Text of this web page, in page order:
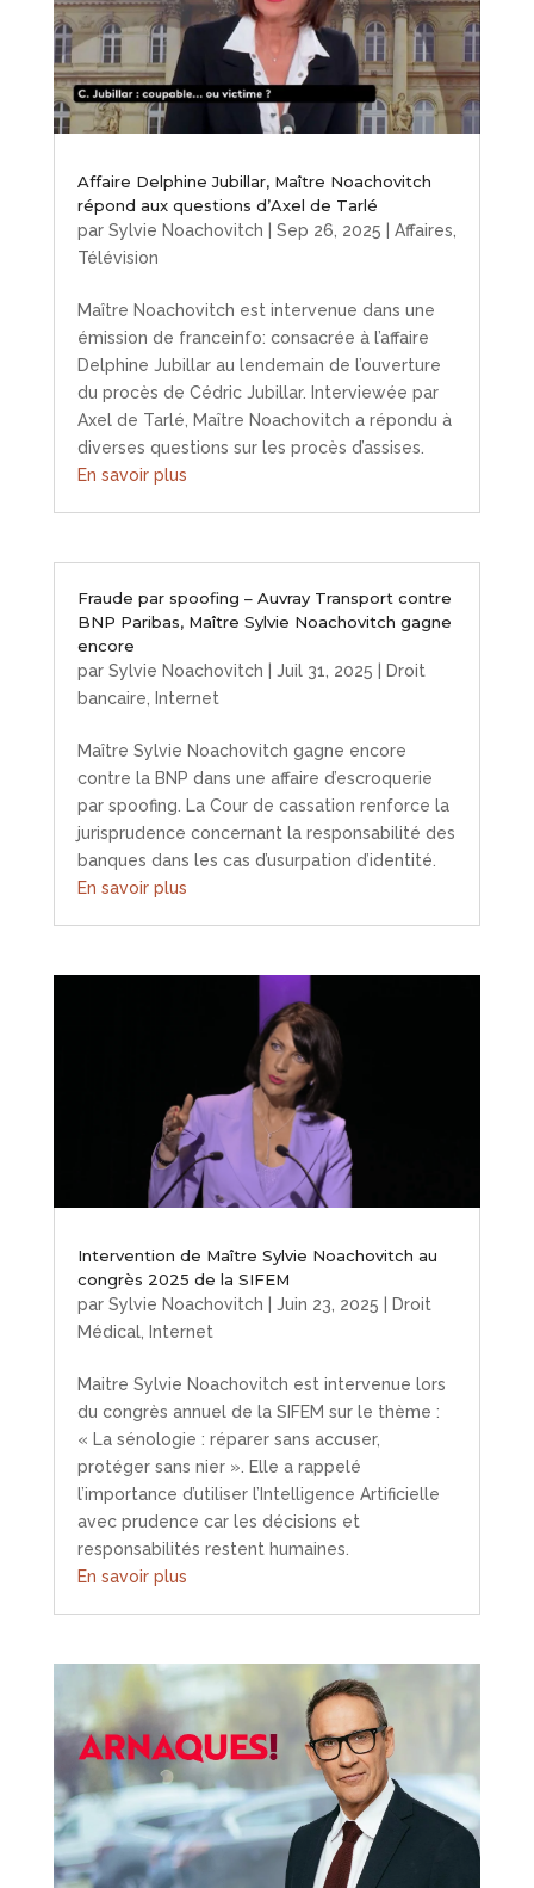
Affaire Delphine Jubillar, Maître Noachovitch
répond aux questions d’Axel de Tarlé
par Sylvie Noachovitch Sep 26, 2025 Affaires
Télévision
Maître Noachovitch est intervenue dans une
émission de franceinfo: consacrée à l’affaire
Delphine Jubillar au lendemain de l’ouverture
du procès de Cédric Jubillar. Interviewée par
Axel de Tarlé, Maître Noachovitch a répondu à
diverses questions sur les procès d’assises.
En savoir plus
Fraude par spoofing – Auvray Transport contre
BNP Paribas, Maître Sylvie Noachovitch gagne
encore
par Sylvie Noachovitch Juil 31, 2025
Droit
bancaire
Internet
Maître Sylvie Noachovitch gagne encore
contre la BNP dans une affaire d’escroquerie
par spoofing. La Cour de cassation renforce la
jurisprudence concernant la responsabilité des
banques dans les cas d’usurpation d’identité.
En savoir plus
Intervention de Maître Sylvie Noachovitch au
congrès 2025 de la SIFEM
par Sylvie Noachovitch Juin 23, 2025
Droit
Médical, Internet
Maitre Sylvie Noachovitch est intervenue lors
du congrès annuel de la SIFEM sur le thème :
« La sénologie : réparer sans accuser,
protéger sans nier ». Elle a rappelé
l’importance d’utiliser l’Intelligence Artificielle
avec prudence car les décisions et
responsabilités restent humaines.
En savoir plus